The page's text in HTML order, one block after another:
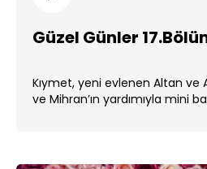
Güzel Günler
Kıymet, yeni evlenen Altan
ve Mihran’ın yardımıyla mini